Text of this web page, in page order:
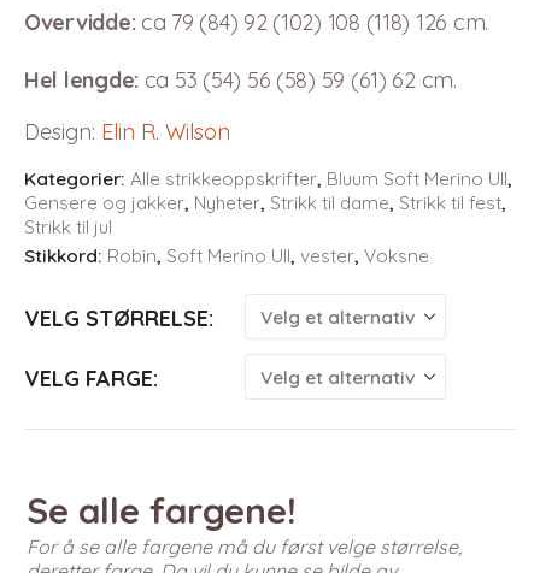
Overvidde: ca 79 (84) 92 (102) 108 (118) 126 cm.
Hel lengde: ca 53 (54) 56 (58) 59 (61) 62 cm.
Design: Elin R. Wilson
Kategorier: Alle strikkeoppskrifter, Bluum Soft Merino Ull,
Gensere og jakker, Nyheter, Strikk til dame, Strikk til fest,
Strikk til jul
Stikkord: Robin, Soft Merino Ull, vester, Voksne
VELG STØRRELSE
VELG FARGE
Se alle fargene!
For å se alle fargene må du først velge størrelse,